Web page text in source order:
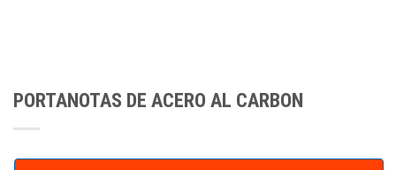
PORTANOTAS DE ACERO AL CARBON